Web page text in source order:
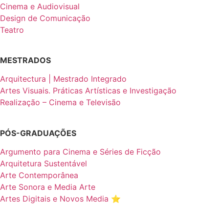
Cinema e Audiovisual
Design de Comunicação
Teatro
MESTRADOS
Arquitectura | Mestrado Integrado
Artes Visuais. Práticas Artísticas e Investigação
Realização – Cinema e Televisão
PÓS-GRADUAÇÕES
Argumento para Cinema e Séries de Ficção
Arquitetura Sustentável
Arte Contemporânea
Arte Sonora e Media Arte
Artes Digitais e Novos Media ⭐️